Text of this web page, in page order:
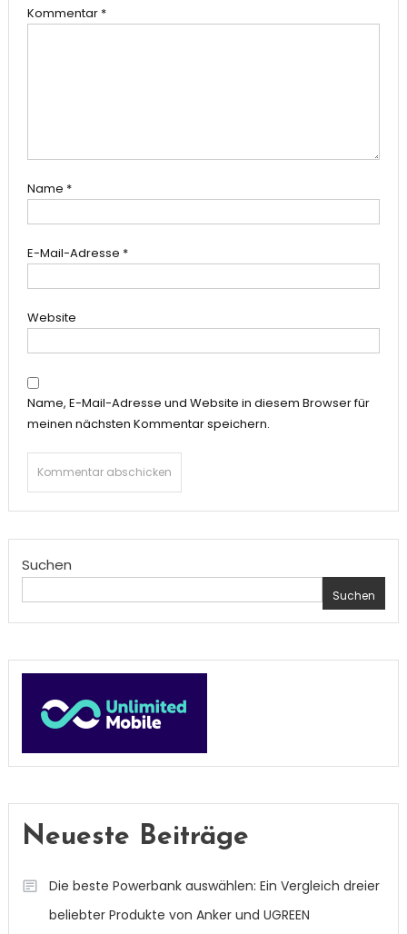
Kommentar *
Name *
E-Mail-Adresse *
Website
Name, E-Mail-Adresse und Website in diesem Browser für
meinen nächsten Kommentar speichern.
Suchen
Suchen
Neueste Beiträge
Die beste Powerbank auswählen: Ein Vergleich dreier
beliebter Produkte von Anker und UGREEN